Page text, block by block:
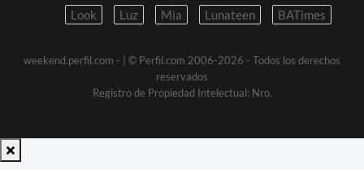
Look
Luz Mia Lunateen BATimes
weekend.perfil.com -
| © Perfil.com 2006-2026 - Todos los derechos
reservados
Registro de Propiedad Intelectual: Nro.